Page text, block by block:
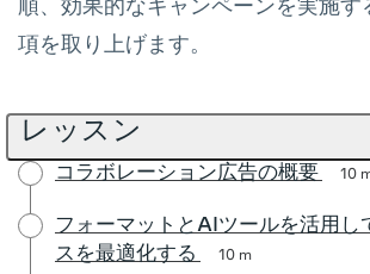
順、効果的なキャンペーンを実施す
項を取り上げます。
レッスン
コラボレーション広告の概要 10
フォーマットとAIツールを活用し
スを最適化する
10 m